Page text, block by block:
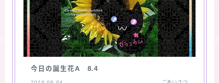
今日の誕生花A 8.4